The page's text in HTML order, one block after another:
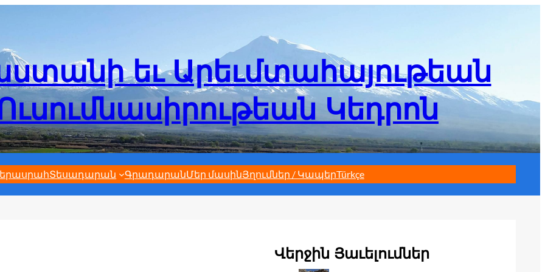
եւ Արեւմտահայութեան
Կեդրոն
Տեսադարան ԳրադարանՄեր մասինՅղումներ / ԿապերTürkçe
Վերջին Յաւելումներ